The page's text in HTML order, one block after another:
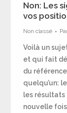
Non: Les
vos
Non classé
Voilà un
et qui fait
du
quelqu’un:
les résultats
nouvelle